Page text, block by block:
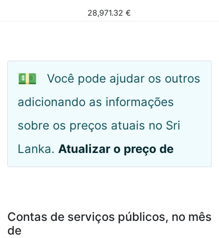
28,971.32 €
💵
Você pode ajudar os outros
adicionando as informações
sobre os preços atuais no Sri
Lanka. Atualizar o preço de
Contas de serviços públicos, no mês
de